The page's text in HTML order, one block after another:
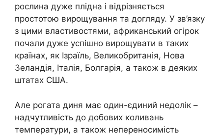
рослина дуже плідна і відрізняється
простотою вирощування та догляду. У зв’язку
з цими властивостями, африканський огірок
почали дуже успішно вирощувати в таких
країнах, як Ізраїль, Великобританія, Нова
Зеландія, Італія, Болгарія, а також в деяких
штатах США.
Але рогата диня має один-єдиний недолік –
надчутливість до добових коливань
температури, а також непереносимість